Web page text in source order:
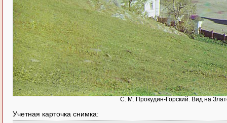
С. М. Прокудин-Горский. Вид на
Учетная карточка снимка: